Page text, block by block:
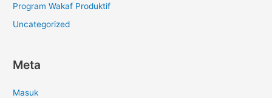
Program Wakaf Produktif
Uncategorized
Meta
Masuk